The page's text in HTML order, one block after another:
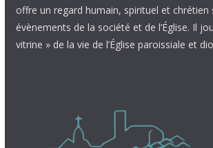
offre un regard humain, spirituel et chrétien
évènements de la société et de l’Église. Il
vitrine » de la vie de l’Église paroissiale et